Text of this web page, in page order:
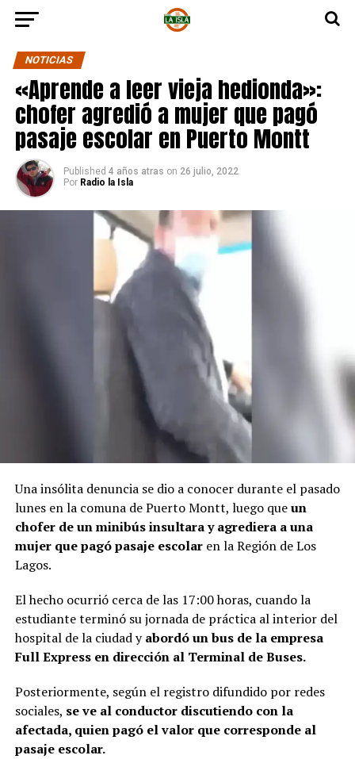
NOTICIAS
«Aprende a leer vieja hedionda»:
chofer agredió a mujer que pagó
pasaje escolar en Puerto Montt
Published 4 años atras on 26 julio, 2022
Por Radio la Isla
Una insólita denuncia se dio a conocer durante el pasado
lunes en la comuna de Puerto Montt, luego queun
chofer de un minibús insultara y agrediera a una
mujer que pagó pasaje escolaren la Región de Los
Lagos.
El hecho ocurrió cerca de las 17:00 horas, cuando la
estudiante terminó su jornada de práctica al interior del
hospital de la ciudad yabordó un bus de la empresa
Full Express en dirección al Terminal de Buses.
Posteriormente, según el registro difundido por redes
sociales, se ve al conductor discutiendo con la
afectada, quien pagó el valor que corresponde al
pasaje escolar.